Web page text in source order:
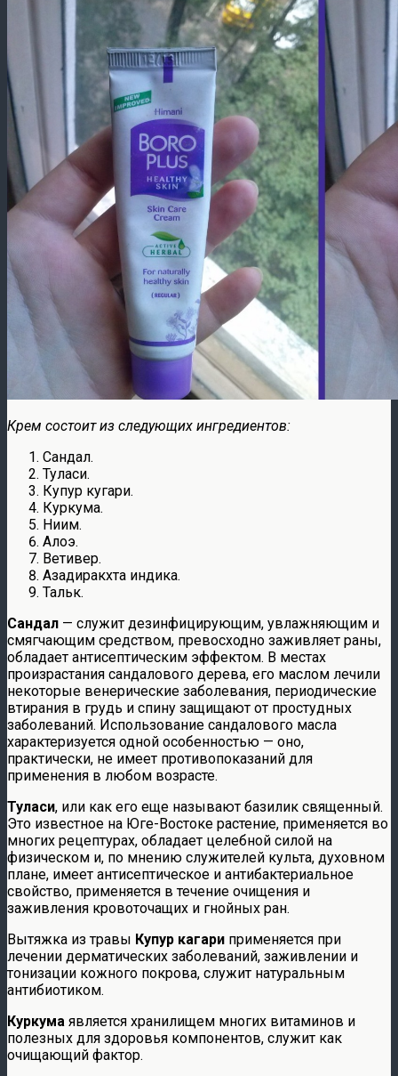
Крем состоит из следующих ингредиентов:
Сандал.
Туласи.
Купур кугари.
Куркума.
Ниим.
Алоэ.
Ветивер.
Азадиракхта индика.
Тальк.
Сандал — служит дезинфицирующим, увлажняющим и
смягчающим средством, превосходно заживляет раны,
обладает антисептическим эффектом. В местах
произрастания сандалового дерева, его маслом лечили
некоторые венерические заболевания, периодические
втирания в грудь и спину защищают от простудных
заболеваний. Использование сандалового масла
характеризуется одной особенностью — оно,
практически, не имеет противопоказаний для
применения в любом возрасте.
Туласи, или как его еще называют базилик священный.
Это известное на Юге-Востоке растение, применяется во
многих рецептурах, обладает целебной силой на
физическом и, по мнению служителей культа, духовном
плане, имеет антисептическое и антибактериальное
свойство, применяется в течение очищения и
заживления кровоточащих и гнойных ран.
Вытяжка из травы Купур кагари применяется при
лечении дерматических заболеваний, заживлении и
тонизации кожного покрова, служит натуральным
антибиотиком.
Куркума является хранилищем многих витаминов и
полезных для здоровья компонентов, служит как
очищающий фактор.